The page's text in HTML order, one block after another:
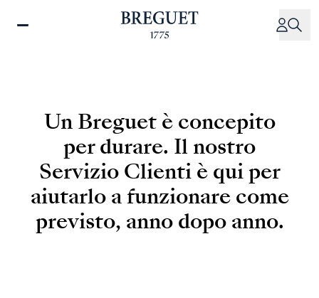
Un Breguet è concepito
per durare. Il nostro
Servizio Clienti è qui per
aiutarlo a funzionare come
previsto, anno dopo anno.